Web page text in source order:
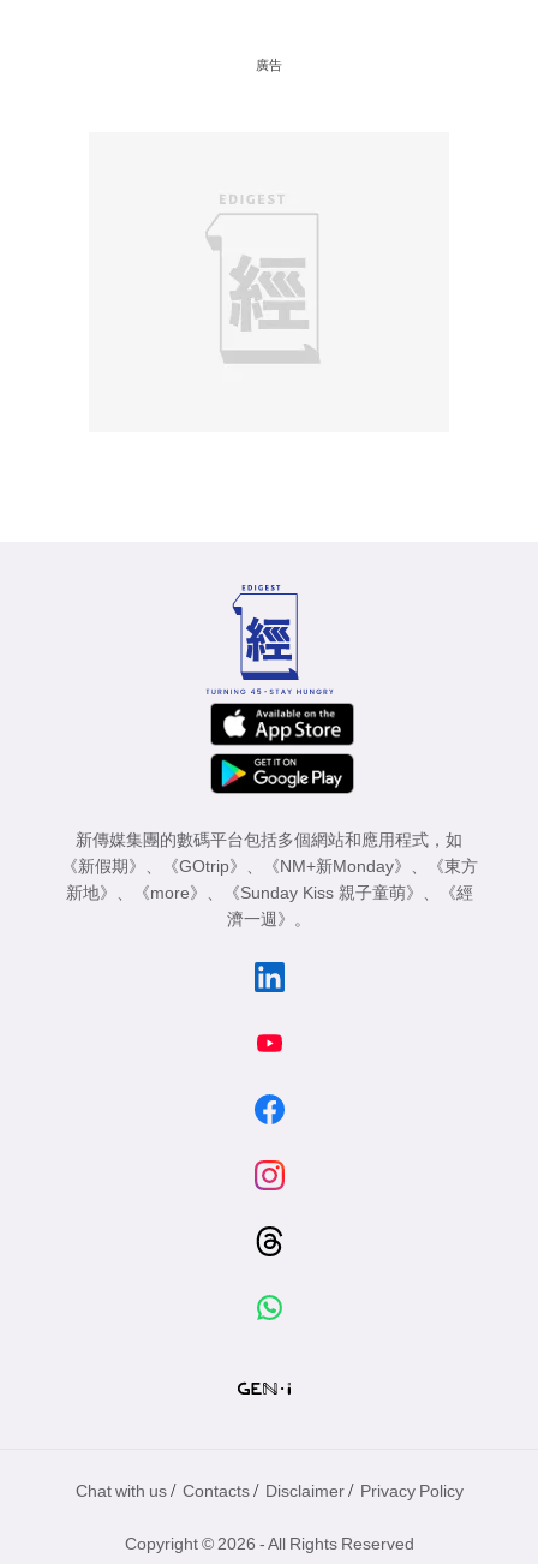
廣告
新傳媒集團的數碼平台包括多個網站和應用程式，如
《新假期》 、 《GOtrip》 、 《NM+新Monday》 、
《東方
新地》 、 《more》 、 《Sunday Kiss 親子童萌》 、
《經
濟一週》 。
Chat with us / Contacts / Disclaimer / Privacy Policy
Copyright © 2026 - All Rights Reserved